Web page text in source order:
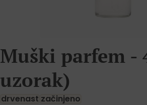
Muški parfem -
uzorak)
drvenast začinjeno